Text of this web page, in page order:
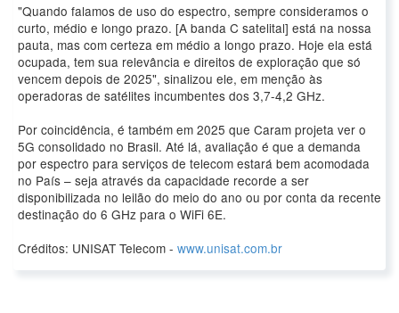
"Quando falamos de uso do espectro, sempre consideramos o
curto, médio e longo prazo. [A banda C satelital] está na nossa
pauta, mas com certeza em médio a longo prazo. Hoje ela está
ocupada, tem sua relevância e direitos de exploração que só
vencem depois de 2025", sinalizou ele, em menção às
operadoras de satélites incumbentes dos 3,7-4,2 GHz.
Por coincidência, é também em 2025 que Caram projeta ver o
5G consolidado no Brasil. Até lá, avaliação é que a demanda
por espectro para serviços de telecom estará bem acomodada
no País – seja através da capacidade recorde a ser
disponibilizada no leilão do meio do ano ou por conta da recente
destinação do 6 GHz para o WiFi 6E.
Créditos: UNISAT Telecom - www.unisat.com.br